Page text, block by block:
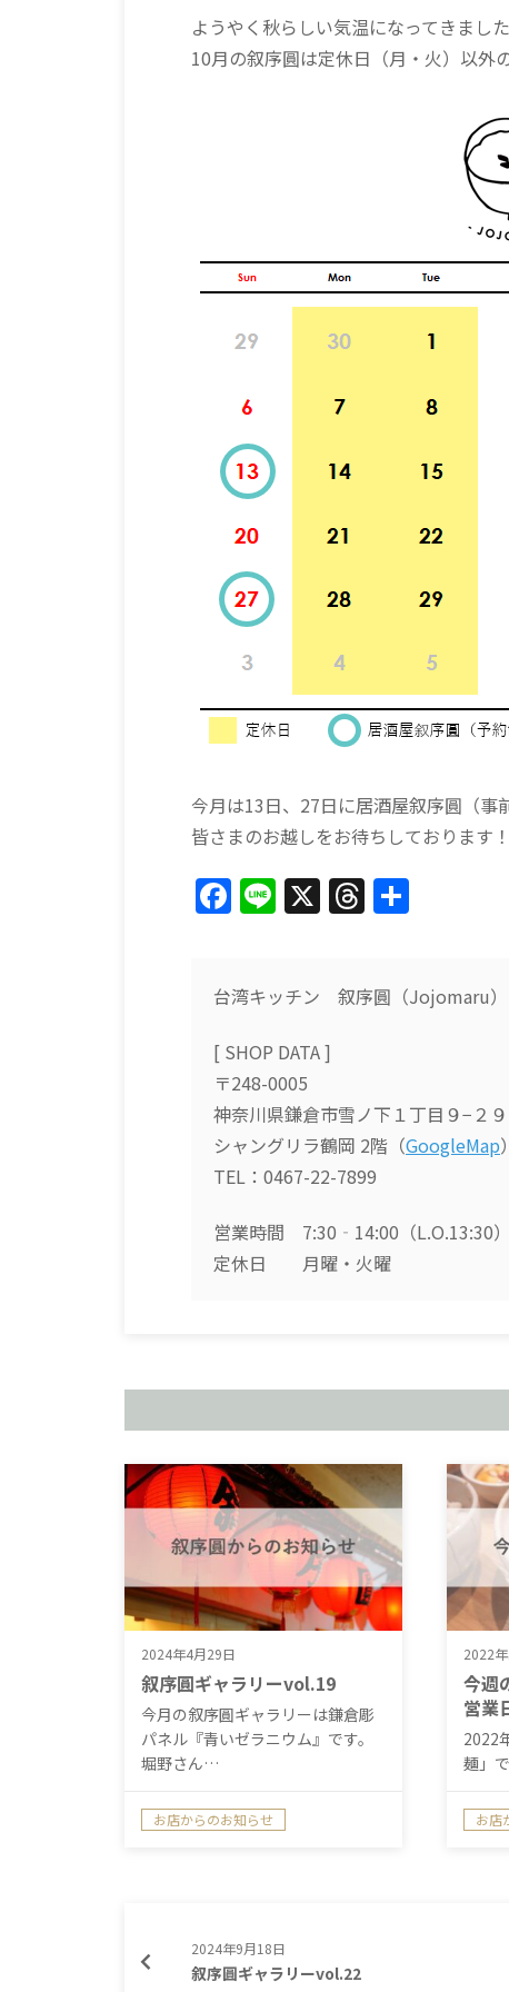
ようやく秋らしい気温になってきました
10月の叙序圓は定休日（月・火）以外
今月は13日、27日に居酒屋叙序圓（事
皆さまのお越しをお待ちしております！
F
a
e
b
o
o
k
Li
n
X T
h
a
台湾キッチン 叙序圓（Jojomaru）
[ SHOP DATA ]
〒248-0005
神奈川県鎌倉市雪ノ下１丁目９−２９
シャングリラ鶴岡 2階（GoogleMap）
TEL：0467-22-7899
営業時間 7:30‐14:00（L.O.13:30）
定休日 月曜・火曜
2024年4月29日
叙序圓ギャラリーvol.19
今月の叙序圓ギャラリーは鎌倉彫
パネル『青いゼラニウム』です。
堀野さん…
お店からのお知らせ
2022
今週
営業
2022
麺」
お店
2024年9月18日
叙序圓ギャラリーvol.22